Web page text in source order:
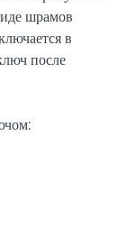
шрамов
в
после